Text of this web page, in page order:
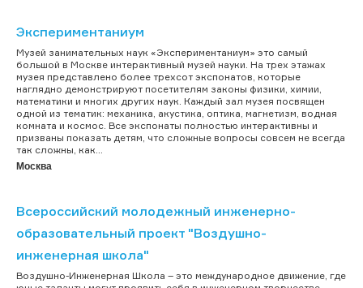
Экспериментаниум
Музей занимательных наук «Экспериментаниум» это самый
большой в Москве интерактивный музей науки. На трех этажах
музея представлено более трехсот экспонатов, которые
наглядно демонстрируют посетителям законы физики, химии,
математики и многих других наук. Каждый зал музея посвящен
одной из тематик: механика, акустика, оптика, магнетизм, водная
комната и космос. Все экспонаты полностью интерактивны и
призваны показать детям, что сложные вопросы совсем не всегда
так сложны, как...
Москва
Всероссийский молодежный инженерно-
образовательный проект "Воздушно-
инженерная школа"
Воздушно-Инженерная Школа – это международное движение, где